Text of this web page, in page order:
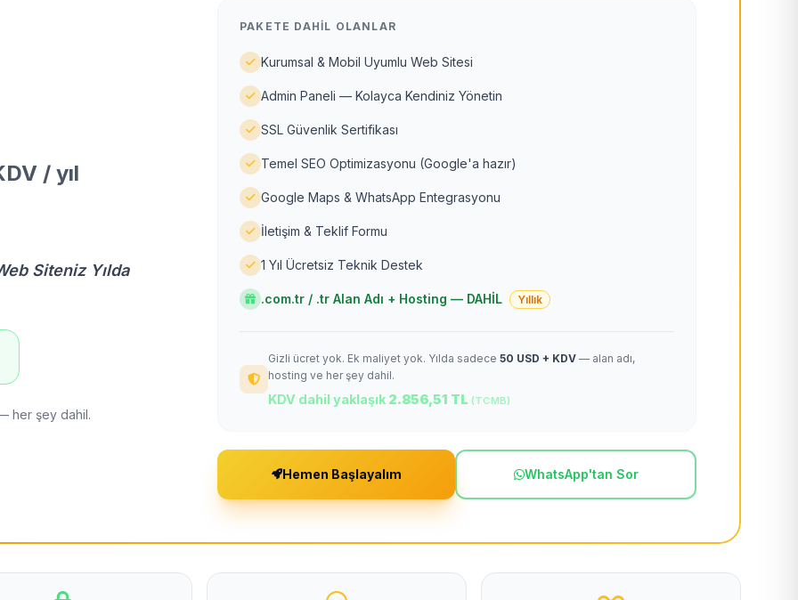
/ yıl
Siteniz Yılda
her şey dahil.
PAKETE DAHIL OLANLAR
Kurumsal & Mobil Uyumlu Web Sitesi
Admin Paneli — Kolayca Kendiniz Yönetin
SSL Güvenlik Sertifikası
Temel SEO Optimizasyonu (Google'a hazır)
Google Maps & WhatsApp Entegrasyonu
İletişim & Teklif Formu
1 Yıl Ücretsiz Teknik Destek
.com.tr / .tr Alan Adı + Hosting — DAHİL Yıllık
Gizli ücret yok. Ek maliyet yok. Yılda sadece 50 USD + KDV — alan adı,
hosting ve her şey dahil.
KDV dahil yaklaşık 2.856,51 TL (TCMB)
Hemen Başlayalım WhatsApp'tan Sor